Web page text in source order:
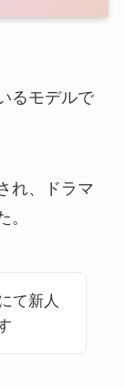
るモデルで
れ、ドラマ
。
て新人